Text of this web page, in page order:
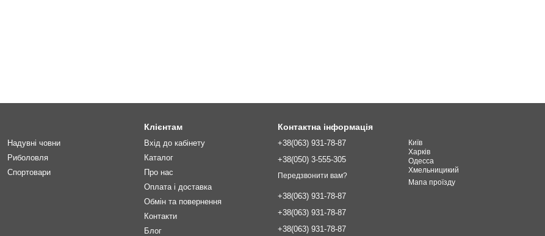
Надувні човни
Риболовля
Спортовари
Клієнтам
Вхід до кабінету
Каталог
Про нас
Оплата і доставка
Обмін та повернення
Контакти
Блог
Контактна інформація
+38(063) 931-78-87
+38(050) 3-555-305
Передзвонити вам?
+38(063) 931-78-87
+38(063) 931-78-87
+38(063) 931-78-87
Київ
Харків
Одесcа
Хмельницикий
Мапа проїзду